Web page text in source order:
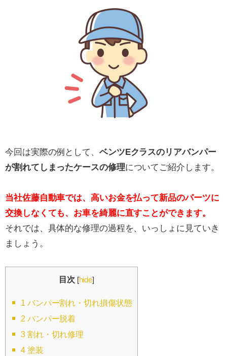
今回は実際の例として、 ベンツEクラスのリアバンパー
が割れてしまったケースの修理についてご紹介します。
当社佐藤自動車では、高いお金を払って新品のパーツに
交換しなくても、お車を綺麗に直すことができます。
それでは、具体的な修理の過程を、いっしょに見ていき
ましょう。
目次 [hide]
1 バンパー割れ・切れ損傷状態
2 バンパー脱着
3割れ・切れ修理
4塗装